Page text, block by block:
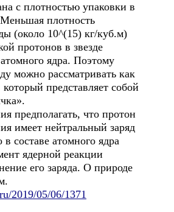
с плотностью упаковки в
плотность
(около 10^(15) кг/куб.м)
протонов в звезде
ядра. Поэтому
можно рассматривать как
представляет собой
предполагать, что протон
имеет нейтральный заряд
в составе атомного ядра
ядерной реакции
его заряда. О природе
2019/05/06/1371